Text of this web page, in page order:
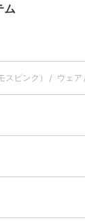
ム
ピンク） ウェア